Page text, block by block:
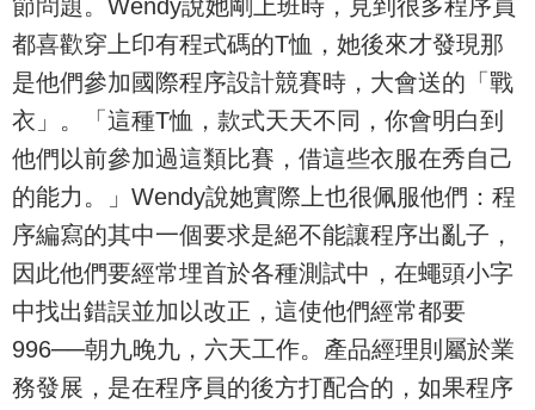
節問題。Wendy說她剛上班時，見到很多程序員
都喜歡穿上印有程式碼的T恤，她後來才發現那
是他們參加國際程序設計競賽時，大會送的「戰
衣」。「這種T恤，款式天天不同，你會明白到
他們以前參加過這類比賽，借這些衣服在秀自己
的能力。」Wendy說她實際上也很佩服他們：程
序編寫的其中一個要求是絕不能讓程序出亂子，
因此他們要經常埋首於各種測試中，在蠅頭小字
中找出錯誤並加以改正，這使他們經常都要
996──朝九晚九，六天工作。產品經理則屬於業
務發展，是在程序員的後方打配合的，如果程序